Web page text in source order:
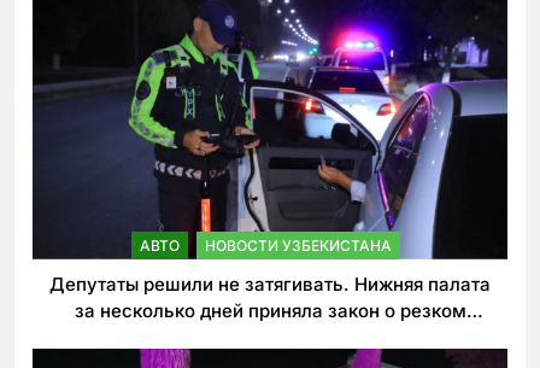
АВТО НОВОСТИ УЗБЕКИСТАНА
Депутаты решили не затягивать. Нижняя палата
за несколько дней приняла закон о резком